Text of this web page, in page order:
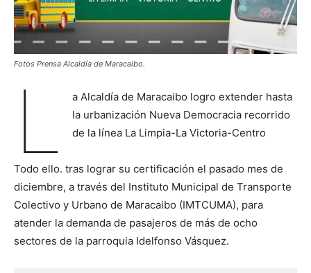
Fotos Prensa Alcaldía de Maracaibo.
L
a Alcaldía de Maracaibo logro extender hasta
la urbanización Nueva Democracia recorrido
de la línea La Limpia-La Victoria-Centro
Todo ello. tras lograr su certificación el pasado mes de
diciembre, a través del Instituto Municipal de Transporte
Colectivo y Urbano de Maracaibo (IMTCUMA), para
atender la demanda de pasajeros de más de ocho
sectores de la parroquia Idelfonso Vásquez.